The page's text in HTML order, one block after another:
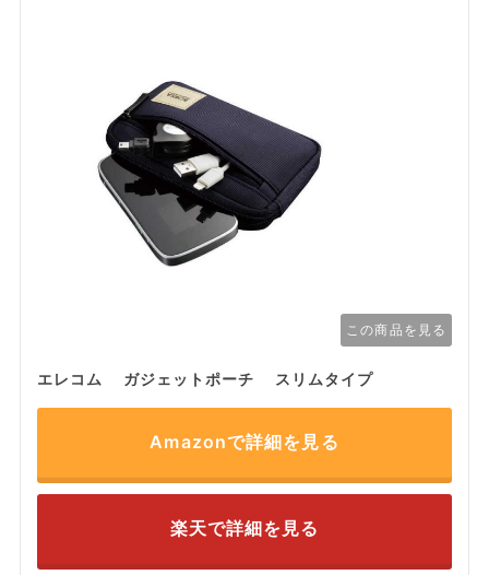
この商品を見る
エレコム ガジェットポーチ スリムタイプ
Amazonで詳細を見る
楽天で詳細を見る